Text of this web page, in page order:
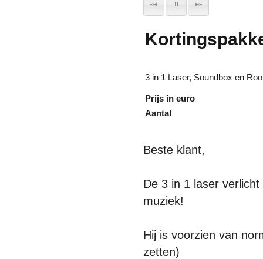
3 in 1 Laser, Soundbox en
Prijs in euro
Aantal
Beste klant,
De 3 in 1 laser
muziek!
Hij is voorzien van
zetten)